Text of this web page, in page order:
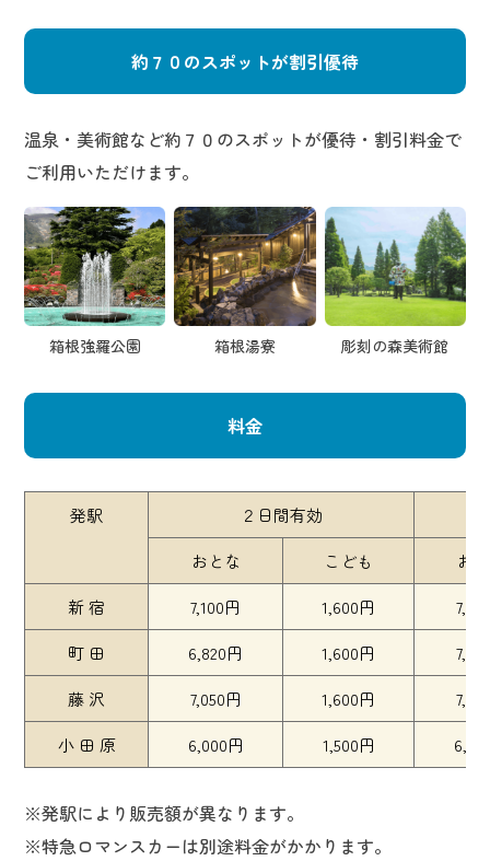
約７０のスポットが割引優待
温泉・美術館など約７０のスポットが優待・割引料金で
ご利用いただけます。
箱根強羅公園 箱根湯寮 彫刻の森美術館
料金
発駅
２日間有効
おとな
こども
お
新 宿
7,100円 1,600円
町 田
6,820円 1,600円
藤 沢
7,050円 1,600円
小 田 原
6,000円 1,500円
※発駅により販売額が異なります。
※特急ロマンスカーは別途料金がかかります。